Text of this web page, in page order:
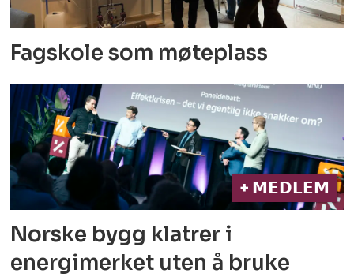
Fagskole som møteplass
+ 𝗠𝗘𝗗𝗟𝗘𝗠
Norske bygg klatrer i
energimerket uten å bruke